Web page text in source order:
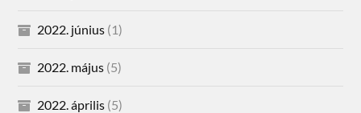
2022. június (1)
2022. május (5)
2022. április (5)